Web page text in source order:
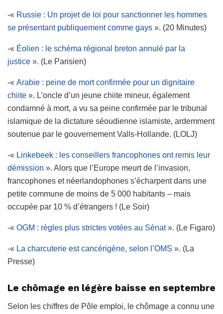
-« Russie : Un projet de loi pour sanctionner les hommes
se présentant publiquement comme gays ». (20 Minutes)
-« Éolien : le schéma régional breton annulé par la
justice ». (Le Parisien)
-« Arabie : peine de mort confirmée pour un dignitaire
chiite ». L’oncle d’un jeune chiite mineur, également
condamné à mort, a vu sa peine confirmée par le tribunal
islamique de la dictature séoudienne islamiste, ardemment
soutenue par le gouvernement Valls-Hollande. (LOLJ)
-« Linkebeek : les conseillers francophones ont remis leur
démission ». Alors que l’Europe meurt de l’invasion,
francophones et néerlandophones s’écharpent dans une
petite commune de moins de 5 000 habitants – mais
occupée par 10 % d’étrangers ! (Le Soir)
-« OGM : règles plus strictes votées au Sénat». (Le Figaro)
-« La charcuterie est cancérigène, selon l’OMS ». (La
Presse)
Le chômage en légère baisse en septembre
Selon les chiffres de Pôle emploi, le chômage a connu une